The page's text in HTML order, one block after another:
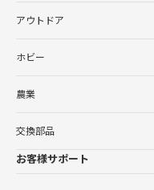
アウトドア
ホビー
農業
交換部品
お客様サポート